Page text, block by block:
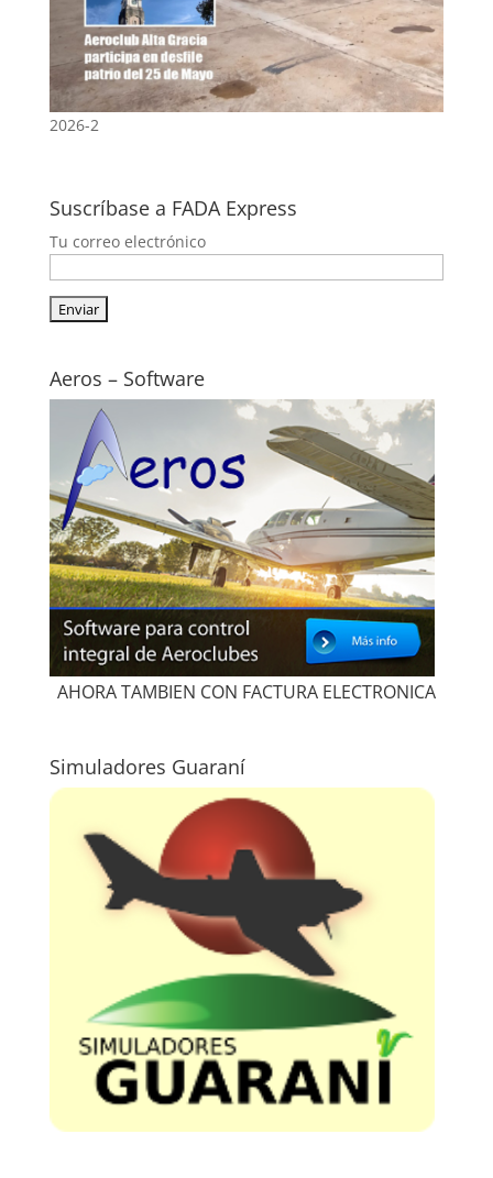
2026-2
Suscríbase a FADA Express
Tu correo electrónico
Aeros – Software
AHORA TAMBIEN CON FACTURA ELECTRONICA
Simuladores Guaraní